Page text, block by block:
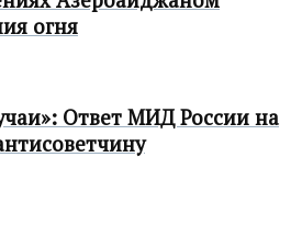
огня
Ответ МИД России на